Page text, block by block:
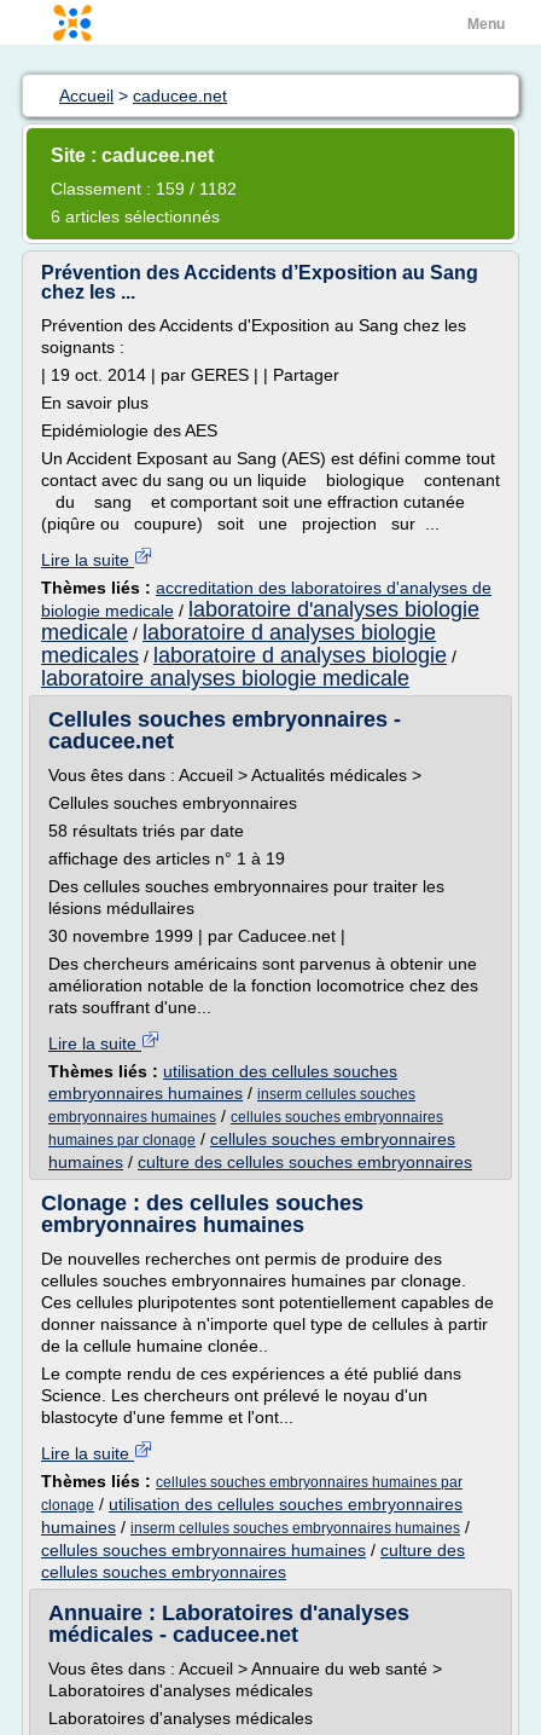
Menu
Accueil > caducee.net
Site : caducee.net
Classement : 159 / 1182
6 articles sélectionnés
Prévention des Accidents d’Exposition au Sang
chez les ...
Prévention des Accidents d'Exposition au Sang chez les
soignants :
| 19 oct. 2014 | par GERES | | Partager
En savoir plus
Epidémiologie des AES
Un Accident Exposant au Sang (AES) est défini comme tout
contact avec du sang ou un liquide biologique contenant
du sang et comportant soit une effraction cutanée
(piqûre ou coupure) soit une projection sur ...
Lire la suite
Thèmes liés : accreditation des laboratoires d'analyses de
biologie medicale / laboratoire d'analyses biologie
medicale / laboratoire d analyses biologie
medicales / laboratoire d analyses biologie /
laboratoire analyses biologie medicale
Cellules souches embryonnaires -
caducee.net
Vous êtes dans : Accueil > Actualités médicales >
Cellules souches embryonnaires
58 résultats triés par date
affichage des articles n° 1 à 19
Des cellules souches embryonnaires pour traiter les
lésions médullaires
30 novembre 1999 | par Caducee.net |
Des chercheurs américains sont parvenus à obtenir une
amélioration notable de la fonction locomotrice chez des
rats souffrant d'une...
Lire la suite
Thèmes liés : utilisation des cellules souches
embryonnaires humaines / inserm cellules souches
embryonnaires humaines / cellules souches embryonnaires
humaines par clonage / cellules souches embryonnaires
humaines / culture des cellules souches embryonnaires
Clonage : des cellules souches
embryonnaires humaines
De nouvelles recherches ont permis de produire des
cellules souches embryonnaires humaines par clonage.
Ces cellules pluripotentes sont potentiellement capables de
donner naissance à n'importe quel type de cellules à partir
de la cellule humaine clonée..
Le compte rendu de ces expériences a été publié dans
Science. Les chercheurs ont prélevé le noyau d'un
blastocyte d'une femme et l'ont...
Lire la suite
Thèmes liés : cellules souches embryonnaires humaines par
clonage / utilisation des cellules souches embryonnaires
humaines / inserm cellules souches embryonnaires humaines /
cellules souches embryonnaires humaines / culture des
cellules souches embryonnaires
Annuaire : Laboratoires d'analyses
médicales - caducee.net
Vous êtes dans : Accueil > Annuaire du web santé >
Laboratoires d'analyses médicales
Laboratoires d'analyses médicales